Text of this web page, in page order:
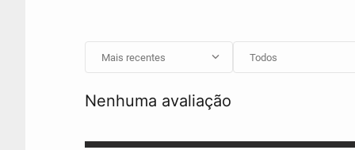
Mais recentes Todos
Nenhuma avaliação